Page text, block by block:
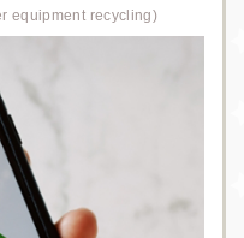
equipment recycling)